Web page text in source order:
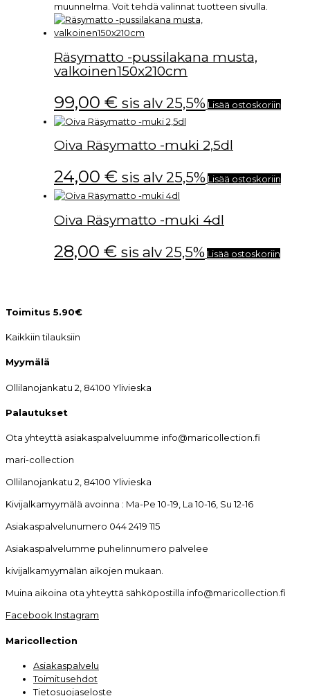
muunnelma. Voit tehdä valinnat tuotteen sivulla.
Räsymatto -pussilakana musta,
valkoinen150x210cm
99,00 € sis alv 25,5% Lisää ostoskoriin
Oiva Räsymatto -muki 2,5dl
24,00 € sis alv 25,5% Lisää ostoskoriin
Oiva Räsymatto -muki 4dl
28,00 € sis alv 25,5% Lisää ostoskoriin
Toimitus 5.90€
Kaikkiin tilauksiin
Myymälä
Ollilanojankatu 2, 84100 Ylivieska
Palautukset
Ota yhteyttä asiakaspalveluumme info@maricollection.fi
mari-collection
Ollilanojankatu 2, 84100 Ylivieska
Kivijalkamyymälä avoinna : Ma-Pe 10-19, La 10-16, Su 12-16
Asiakaspalvelunumero 044 2419 115
Asiakaspalvelumme puhelinnumero palvelee
kivijalkamyymälän aikojen mukaan.
Muina aikoina ota yhteyttä sähköpostilla info@maricollection.fi
Facebook Instagram
Maricollection
Asiakaspalvelu
Toimitusehdot
Tietosuojaseloste